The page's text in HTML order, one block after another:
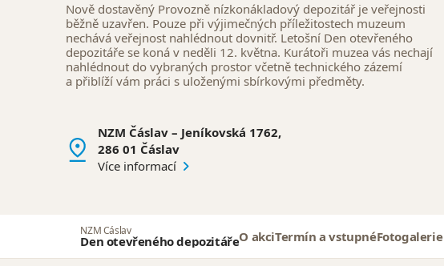
Nově dostavěný Provozně nízkonákladový depozitář je veřejnosti
běžně uzavřen. Pouze při výjimečných příležitostech muzeum
nechává veřejnost nahlédnout dovnitř. Letošní Den otevřeného
depozitáře se koná v neděli 12. května. Kurátoři muzea vás nechají
nahlédnout do vybraných prostor včetně technického zázemí
a přiblíží vám práci s uloženými sbírkovými předměty.
NZM Čáslav – Jeníkovská 1762,
286 01 Čáslav
Více informací
NZM Čáslav
Den otevřeného depozitářeO akciTermín a vstupnéFotogalerie